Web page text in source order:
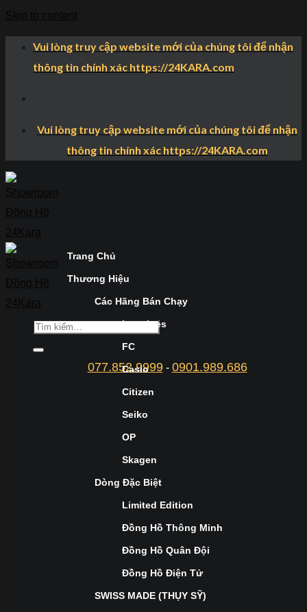
Vui lòng truy cập website mới của chúng tôi để nhận
thông tin chính xác https://24KARA.com
Vui lòng truy cập website mới của chúng tôi để nhận
thông tin chính xác https://24KARA.com
077.852.9999- 0901.989.686
Trang Chủ
Thương Hiệu
Các Hãng Bán Chạy
Longines
FC
Casio
Citizen
Seiko
OP
Skagen
Dòng Đặc Biệt
Limited Edition
Đồng Hồ Thông Minh
Đồng Hồ Quân Đội
Đồng Hồ Điện Tử
SWISS MADE (THỤY SỸ)